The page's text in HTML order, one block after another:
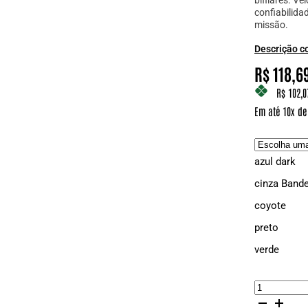
missão.
Descrição
R$
R$
Em até 10x
azul dark
cinza
coyote
preto
verde
Porta
Carregador